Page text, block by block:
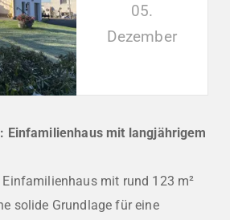
05.
Dezember
Einfamilienhaus mit langjährigem
mit rund 123 m²
solide Grundlage für eine